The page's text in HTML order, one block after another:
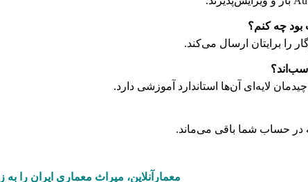
بود چه کنم؟
را برایتان ارسال می‌کند.
لایه‌ای آن‌ها استاندارد آموزشی دارد.
در حساب شما باقی می‌ماند.
معمارآنلاین، میراث معماری ایران را